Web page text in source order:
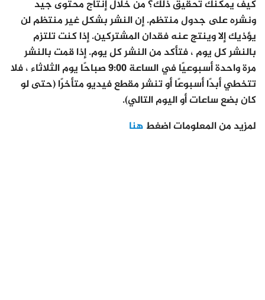
كيف يمكنك تحقيق ذلك؟ من خلال إنتاج محتوى جيد
ونشره على جدول منتظم. إن النشر بشكل غير منتظم لن
يؤذيك إلا وينتج عنه فقدان المشتركين. إذا كنت تلتزم
بالنشر كل يوم ، فتأكد من النشر كل يوم. إذا قمت بالنشر
مرة واحدة أسبوعيًا في الساعة 9:00 صباحًا يوم الثلاثاء ، فلا
تتخطي أبدًا أسبوعًا أو تنشر مقطع فيديو متأخرًا (حتى لو
كان بضع ساعات أو اليوم التالي).
لمزيد من المعلومات اضغط هنا